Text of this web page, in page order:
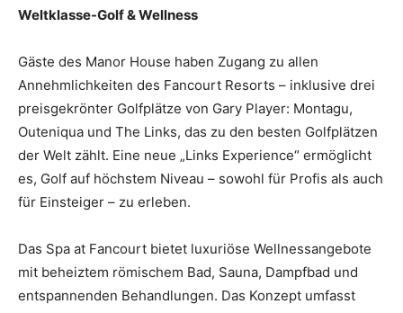
Weltklasse-Golf & Wellness
Gäste des Manor House haben Zugang zu allen
Annehmlichkeiten des Fancourt Resorts – inklusive drei
preisgekrönter Golfplätze von Gary Player: Montagu,
Outeniqua und The Links, das zu den besten Golfplätzen
der Welt zählt. Eine neue „Links Experience“ ermöglicht
es, Golf auf höchstem Niveau – sowohl für Profis als auch
für Einsteiger – zu erleben.
Das Spa at Fancourt bietet luxuriöse Wellnessangebote
mit beheiztem römischem Bad, Sauna, Dampfbad und
entspannenden Behandlungen. Das Konzept umfasst